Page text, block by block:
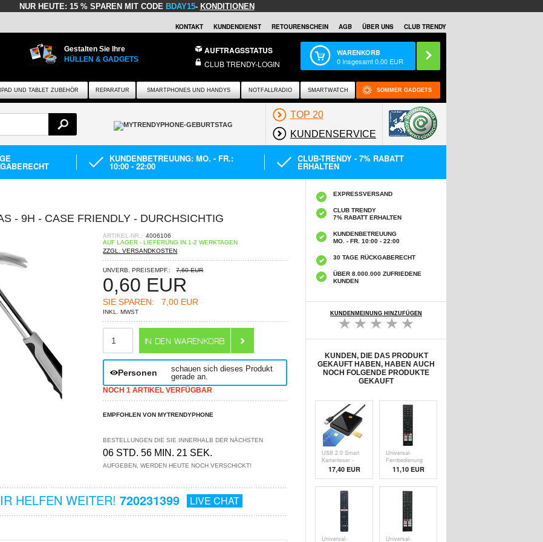
NUR HEUTE: 15 % SPAREN MIT CODE BDAY15- KONDITIONEN
KONTAKT KUNDENDIENST RETOURENSCHEIN AGB ÜBER UNS CLUB TRENDY
Gestalten Sie Ihre
HÜLLEN & GADGETS
AUFTRAGSSTATUS
CLUB TRENDY-LOGIN
WARENKORB
0 Insgesamt0,00 EUR
IPAD UND TABLET ZUBEHÖR REPARATUR SMARTPHONES UND HANDYS NOTFALLRADIO SMARTWATCH SOMMER GADGETS
TOP 20
KUNDENSERVICE
KUNDENBETREUUNG: MO. - FR.:
10:00 - 22:00
CLUB-TRENDY - 7% RABATT
ERHALTEN
- 9H - CASE FRIENDLY - DURCHSICHTIG
ARTIKEL-NR.: 4006106
AUF LAGER - LIEFERUNG IN 1-2 WERKTAGEN
ZZGL. VERSANDKOSTEN
UNVERB. PREISEMPF.: 7,60 EUR
0,60 EUR
SIE SPAREN: 7,00 EUR
INKL. MWST
Personen
schauen sich dieses Produkt
gerade an.
NOCH 1 ARTIKEL VERFÜGBAR
EMPFOHLEN VON MYTRENDYPHONE
BESTELLUNGEN DIE SIE INNERHALB DER NÄCHSTEN
06 STD. 56 MIN. 20 SEK.
AUFGEBEN, WERDEN HEUTE NOCH VERSCHICKT!
HELFEN WEITER! 720231399 LIVE CHAT
EXPRESSVERSAND
CLUB TRENDY
7% RABATT ERHALTEN
KUNDENBETREUUNG
MO. - FR. 10:00 - 22:00
30 TAGE RÜCKGABERECHT
ÜBER 8.000.000 ZUFRIEDENE
KUNDEN
KUNDENMEINUNG HINZUFÜGEN
KUNDEN, DIE DAS PRODUKT
GEKAUFT HABEN, HABEN AUCH
NOCH FOLGENDE PRODUKTE
GEKAUFT
USB 2.0 Smart
Kartenleser -
SIM, ID,
Bankkarte -
Schwarz
17,40EUR
Universal-
Fernbedienung
für Hisense TV -
Äquivalent zu
ERF3G80H
11,10 EUR
Universal-
Universal-